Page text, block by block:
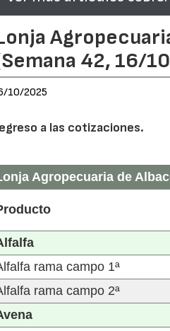
42, 16/
10/2025
a las cotizaciones.
Agropecuaria de
rama campo 1ª
rama campo 2ª